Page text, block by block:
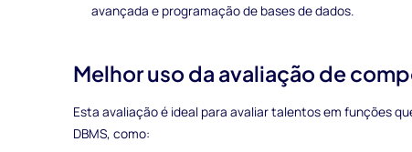
avançada e programação de bases de dados.
Melhor uso da avaliação de
Esta avaliação é ideal para avaliar talentos em funções
DBMS, como: